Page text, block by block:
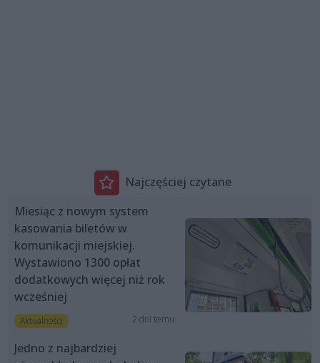
Najczęściej czytane
Miesiąc z nowym system
kasowania biletów w
komunikacji miejskiej.
Wystawiono 1300 opłat
dodatkowych więcej niż rok
wcześniej
Aktualności 2 dni temu
Jedno z najbardziej